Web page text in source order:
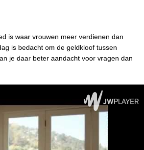
is waar vrouwen meer verdienen dan
is bedacht om de geldkloof tussen
je daar beter aandacht voor vragen dan